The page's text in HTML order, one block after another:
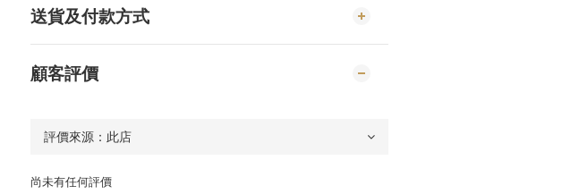
送貨及付款方式
顧客評價
尚未有任何評價